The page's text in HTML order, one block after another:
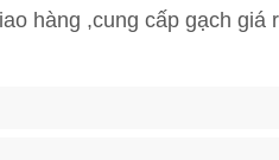
hàng ,cung cấp gạch